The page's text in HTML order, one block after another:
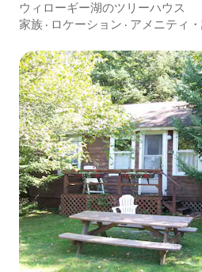
ウィローギー湖のツリーハウス
家族 · ロケーション · アメニティ